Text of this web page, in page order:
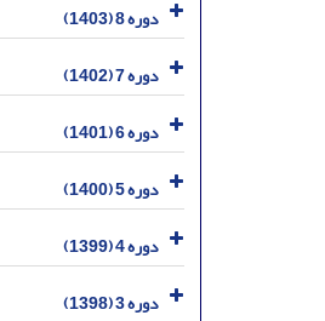
دوره 8 (1403)
دوره 7 (1402)
دوره 6 (1401)
دوره 5 (1400)
دوره 4 (1399)
دوره 3 (1398)